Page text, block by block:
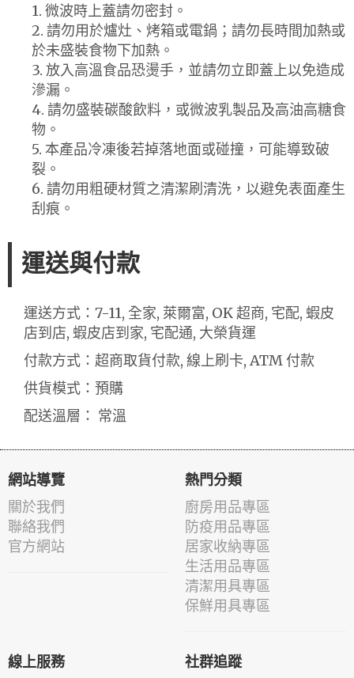
1. 微波時上蓋請勿密封。
2. 請勿用於爐灶、烤箱或電鍋；請勿長時間加熱或
於未盛裝食物下加熱。
3. 放入高溫食品恐燙手，並請勿立即蓋上以免造成
滲漏。
4. 請勿盛裝碳酸飲料，或微波乳製品及高油高糖食
物。
5. 本產品冷凍後若掉落地面或碰撞，可能導致破
裂。
6. 請勿用粗硬材質之清潔刷清洗，以避免表面產生
刮痕。
運送與付款
運送方式：7-11, 全家, 萊爾富, OK 超商, 宅配, 蝦皮
店到店, 蝦皮店到家, 宅配通, 大榮貨運
付款方式：超商取貨付款, 線上刷卡, ATM 付款
供貨模式：預購
配送溫層： 常溫
網站導覽
關於我們
聯絡我們
官方網站
熱門分類
廚房用品專區
防疫用品專區
居家收納專區
生活用品專區
清潔用具專區
保鮮用具專區
線上服務 社群追蹤